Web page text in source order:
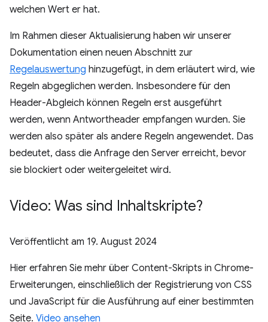
welchen Wert er hat.
Im Rahmen dieser Aktualisierung haben wir unserer
Dokumentation einen neuen Abschnitt zur
Regelauswertung hinzugefügt, in dem erläutert wird, wie
Regeln abgeglichen werden. Insbesondere für den
Header-Abgleich können Regeln erst ausgeführt
werden, wenn Antwortheader empfangen wurden. Sie
werden also später als andere Regeln angewendet. Das
bedeutet, dass die Anfrage den Server erreicht, bevor
sie blockiert oder weitergeleitet wird.
Video: Was sind Inhaltskripte?
Veröffentlicht am 19. August 2024
Hier erfahren Sie mehr über Content-Skripts in Chrome-
Erweiterungen, einschließlich der Registrierung von CSS
und JavaScript für die Ausführung auf einer bestimmten
Seite. Video ansehen